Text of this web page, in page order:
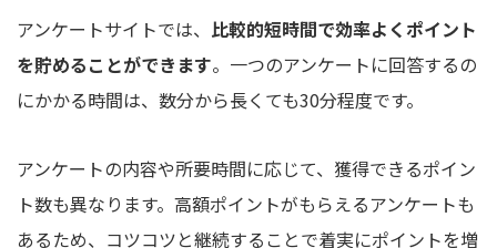
アンケートサイトでは、 比較的短時間で効率よくポイント
を貯めることができます。一つのアンケートに回答するの
にかかる時間は、数分から長くても30分程度です。
アンケートの内容や所要時間に応じて、獲得できるポイン
ト数も異なります。高額ポイントがもらえるアンケートも
あるため、コツコツと継続することで着実にポイントを増